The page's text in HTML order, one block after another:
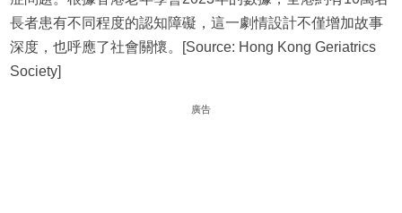
長者患有不同程度的認知障礙，這一劇情設計不僅增加故事
深度，也呼應了社會關懷。[Source: Hong Kong Geriatrics
Society]
廣告